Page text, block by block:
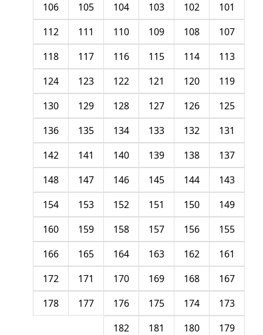
101
102
103
104
105
106
107
108
109
110
111
112
113
114
115
116
117
118
119
120
121
122
123
124
125
126
127
128
129
130
131
132
133
134
135
136
137
138
139
140
141
142
143
144
145
146
147
148
149
150
151
152
153
154
155
156
157
158
159
160
161
162
163
164
165
166
167
168
169
170
171
172
173
174
175
176
177
178
179
180
181
182